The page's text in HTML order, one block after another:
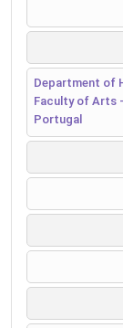
Department of
Faculty of Arts
Portugal